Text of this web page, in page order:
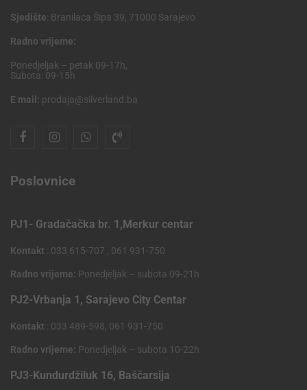
Sjedište: Branilaca Šipa 39, 71000 Sarajevo
Radno vrijeme:
Ponedjeljak – petak 09-17h,
Subota: 09-15h
E mail: prodaja@silverland.ba
Poslovnice
PJ1- Gradačačka br. 1,Merkur centar
Kontakt : 033 615-707 , 061 931-750
Radno vrijeme: Ponedjeljak – subota 09-21h
PJ2-Vrbanja 1, Sarajevo City Centar
Kontakt : 033 489-598, 061 931-750
Radno vrijeme: Ponedjeljak – subota 10-22h
PJ3-Kundurdžiluk 16, Baščarsija